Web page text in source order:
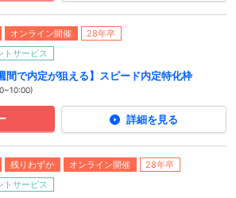
オンライン開催
28年卒
トサービス
間で内定が狙える】スピード内定特化枠
詳細を見る
残りわずか オンライン開催
28年卒
トサービス